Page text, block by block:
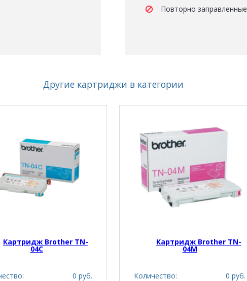
Повторно заправленные
Другие картриджи в категории
Картридж Brother TN-
04C
0 руб.
Картридж Brother TN-
04M
Количество: 0 руб.